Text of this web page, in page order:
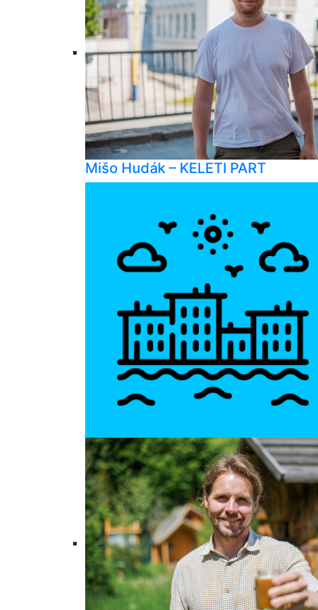
Mišo Hudák – KELETI PART